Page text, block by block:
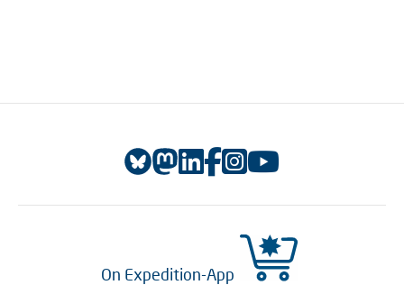
On Expedition-App